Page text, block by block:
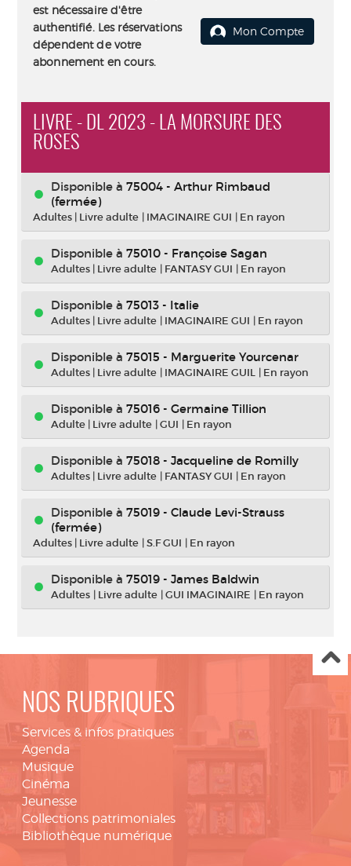
est nécessaire d'être
authentifié. Les réservations
dépendent de votre
abonnement en cours.
Mon Compte
LIVRE - DL 2023 - LA MORSURE DES
ROSES
Disponible à 75004 - Arthur Rimbaud
(fermée)
Adultes | Livre adulte | IMAGINAIRE GUI | En rayon
Disponible à 75010 - Françoise Sagan
Adultes | Livre adulte | FANTASY GUI | En rayon
Disponible à 75013 - Italie
Adultes | Livre adulte | IMAGINAIRE GUI | En rayon
Disponible à 75015 - Marguerite Yourcenar
Adultes | Livre adulte | IMAGINAIRE GUIL | En rayon
Disponible à 75016 - Germaine Tillion
Adulte | Livre adulte |GUI | En rayon
Disponible à 75018 - Jacqueline de Romilly
Adultes | Livre adulte | FANTASY GUI | En rayon
Disponible à 75019 - Claude Levi-Strauss
(fermée)
Adultes | Livre adulte |S.F GUI | En rayon
Disponible à 75019 - James Baldwin
Adultes | Livre adulte |GUI IMAGINAIRE | En rayon
NOS RUBRIQUES
Services & infos pratiques
Agenda
Musique
Cinéma
Jeunesse
Collections patrimoniales
Bibliothèque numérique